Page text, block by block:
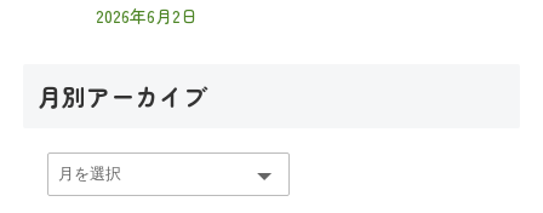
2026年6月2日
月別アーカイブ
月
別